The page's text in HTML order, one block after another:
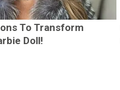
To Transform
Doll!